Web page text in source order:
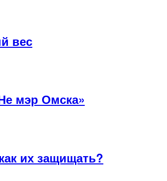
вес
мэр Омска»
их защищать?